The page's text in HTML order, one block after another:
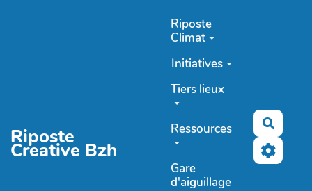
Riposte
Creative Bzh
Riposte
Climat
Initiatives
Tiers lieux
Ressources
Gare
d'aiguillage